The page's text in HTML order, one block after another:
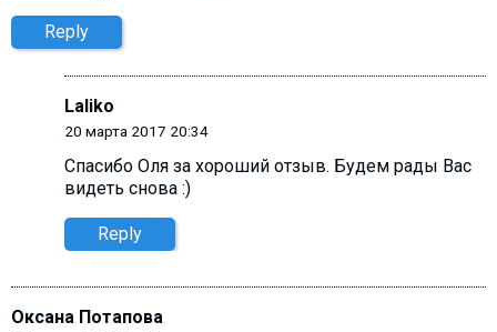
Reply
Laliko
20 марта 2017 20:34
Спасибо Оля за хороший отзыв. Будем рады Вас
видеть снова :)
Reply
Оксана Потапова